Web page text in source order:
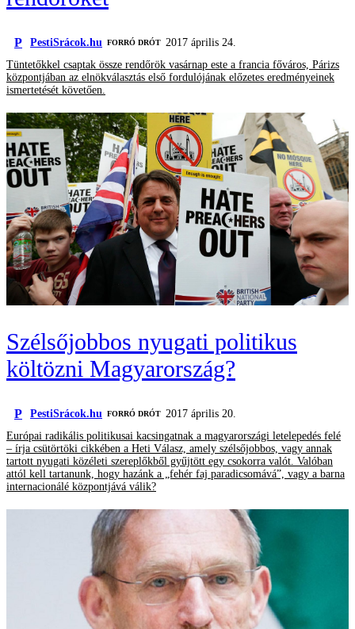
P PestiSrácok.hu FORRÓ DRÓT
2017 április 24.
Tüntetőkkel csaptak össze rendőrök vasárnap este a francia főváros, Párizs
központjában az elnökválasztás első fordulójának előzetes eredményeinek
ismertetését követően.
Szélsőjobbos nyugati politikus
költözni Magyarország?
P PestiSrácok.hu FORRÓ DRÓT
2017 április 20.
Európai radikális politikusai kacsingatnak a magyarországi letelepedés felé
– írja csütörtöki cikkében a Heti Válasz, amely szélsőjobbos, vagy annak
tartott nyugati közéleti szereplőkből gyűjtött egy csokorra valót. Valóban
attól kell tartanunk, hogy hazánk a „fehér faj paradicsomává”, vagy a barna
internacionálé központjává válik?